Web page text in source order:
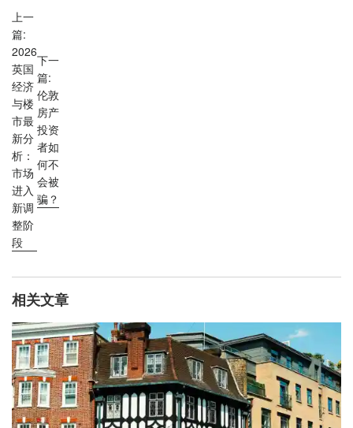
上一
篇:
2026
英国
经济
与楼
市最
新分
析：
市场
进入
新调
整阶
段
下一
篇:
伦敦
房产
投资
者如
何不
会被
骗？
相关文章